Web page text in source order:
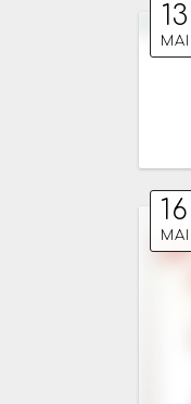
13
MAI
16
MAI